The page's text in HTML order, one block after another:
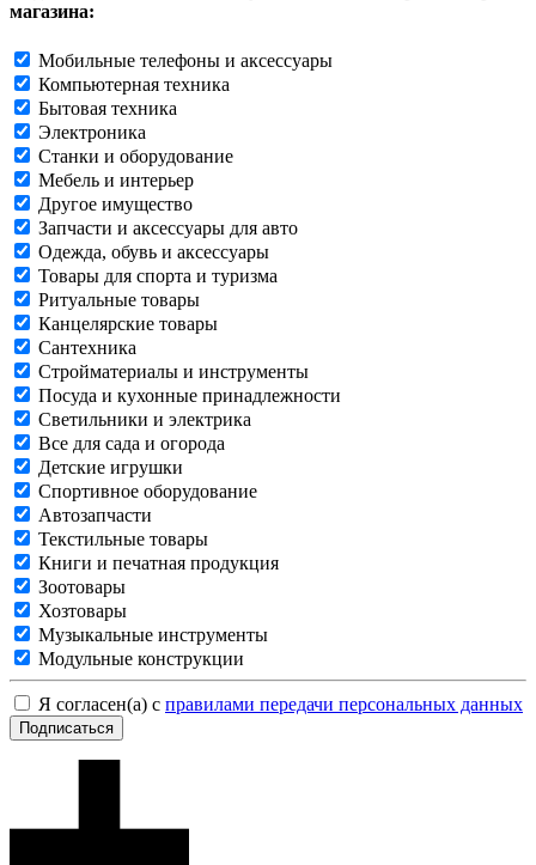
магазина:
Мобильные телефоны и аксессуары
Компьютерная техника
Бытовая техника
Электроника
Станки и оборудование
Мебель и интерьер
Другое имущество
Запчасти и аксессуары для авто
Одежда, обувь и аксессуары
Товары для спорта и туризма
Ритуальные товары
Канцелярские товары
Сантехника
Стройматериалы и инструменты
Посуда и кухонные принадлежности
Светильники и электрика
Все для сада и огорода
Детские игрушки
Спортивное оборудование
Автозапчасти
Текстильные товары
Книги и печатная продукция
Зоотовары
Хозтовары
Музыкальные инструменты
Модульные конструкции
Я согласен(а) с правилами передачи персональных данных
Подписаться